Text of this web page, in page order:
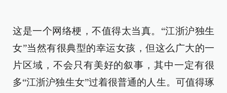
这是一个网络梗，不值得太当真。“江浙沪独生
女”当然有很典型的幸运女孩，但这么广大的一
片区域，不会只有美好的叙事，其中一定有很
多“江浙沪独生女”过着很普通的人生。可值得琢